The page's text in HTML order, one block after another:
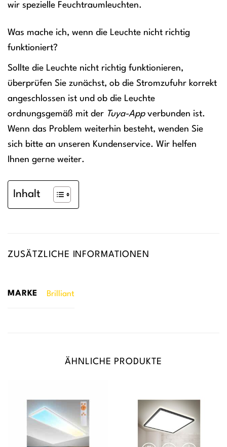
wir spezielle Feuchtraumleuchten.
Was mache ich, wenn die Leuchte nicht richtig
funktioniert?
Sollte die Leuchte nicht richtig funktionieren,
überprüfen Sie zunächst, ob die Stromzufuhr korrekt
angeschlossen ist und ob die Leuchte
ordnungsgemäß mit der Tuya-Appverbunden ist.
Wenn das Problem weiterhin besteht, wenden Sie
sich bitte an unseren Kundenservice. Wir helfen
Ihnen gerne weiter.
Inhalt
ZUSÄTZLICHE INFORMATIONEN
MARKE Brilliant
ÄHNLICHE PRODUKTE